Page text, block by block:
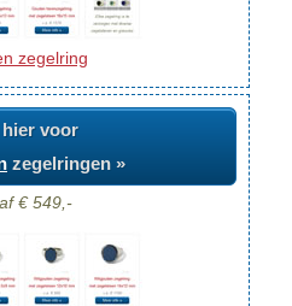
zegelring
voor
zegelringen »
€ 549,-